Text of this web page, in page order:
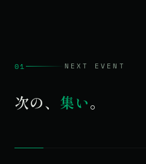
01 NEXT EVENT
次の、 集い。